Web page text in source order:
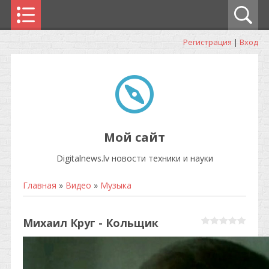
Регистрация | Вход
Мой сайт
Digitalnews.lv новости техники и науки
Главная » Видео » Музыка
Михаил Круг - Кольщик